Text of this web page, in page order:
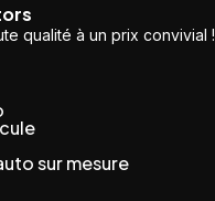
qualité à un prix convivial !
sur mesure